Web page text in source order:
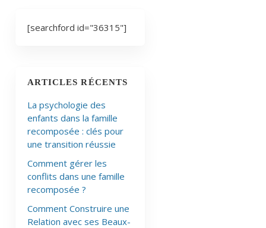
[searchford id="36315"]
ARTICLES RÉCENTS
La psychologie des
enfants dans la famille
recomposée : clés pour
une transition réussie
Comment gérer les
conflits dans une famille
recomposée ?
Comment Construire une
Relation avec ses Beaux-